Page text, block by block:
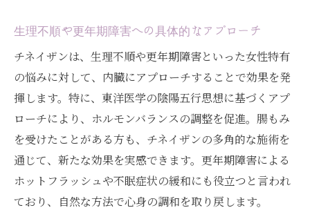
チ
チネイザンがもたらす美肌効果
表参道でのリラックス施術体験
肌と内臓の関係性を理解する
日常生活での肌荒れ対策とチネイザン
表参道のチネイザンで冷え性改善 / 内臓から健
康を整える
冷え性に対する内臓からのアプローチ
チネイザンで体の芯から温まる方法
生理不順や更年期障害への具体的なアプローチ
チネイザンは、生理不順や更年期障害といった女性特有
の悩みに対して、内臓にアプローチすることで効果を発
揮します。特に、東洋医学の陰陽五行思想に基づくアプ
ローチにより、ホルモンバランスの調整を促進。腸もみ
を受けたことがある方も、チネイザンの多角的な施術を
通じて、新たな効果を実感できます。更年期障害による
ホットフラッシュや不眠症状の緩和にも役立つと言われ
ており、自然な方法で心身の調和を取り戻します。